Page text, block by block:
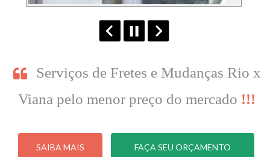
Serviços de Fretes e Mudanças Rio x
Viana pelo menor preço do mercado !!!
SAIBA MAIS FAÇA SEU ORÇAMENTO